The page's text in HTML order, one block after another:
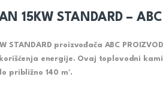
15KW STANDARD –
STANDARD proizvođača ABC
energije. Ovaj toplovodni
približno 140 m².